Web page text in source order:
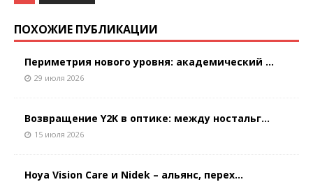
ПОХОЖИЕ ПУБЛИКАЦИИ
Периметрия нового уровня: академический ...
29 июля 2026
Возвращение Y2K в оптике: между ностальг...
15 июля 2026
Hoya Vision Care и Nidek – альянс, перех...